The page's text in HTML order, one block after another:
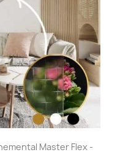
Master Flex -